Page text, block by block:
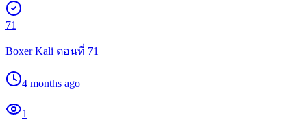
71
Boxer Kali ตอนที่ 71
4 months ago
1